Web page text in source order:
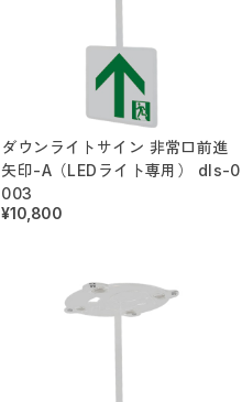
ダウンライトサイン 非常口前進
矢印-A（LEDライト専用） dls-0
003
¥10,800